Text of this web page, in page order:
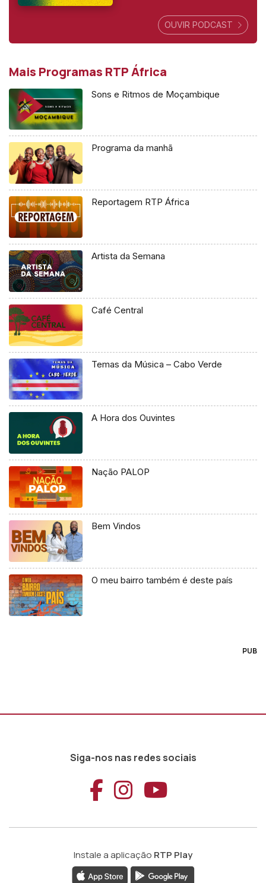
OUVIR PODCAST
Mais Programas RTP África
Sons e Ritmos de Moçambique
Programa da manhã
Reportagem RTP África
Artista da Semana
Café Central
Temas da Música – Cabo Verde
A Hora dos Ouvintes
Nação PALOP
Bem Vindos
O meu bairro também é deste país
PUB
Siga-nos nas redes sociais
Aceder ao
Aceder ao
Aceder
Instale a aplicação RTP Play